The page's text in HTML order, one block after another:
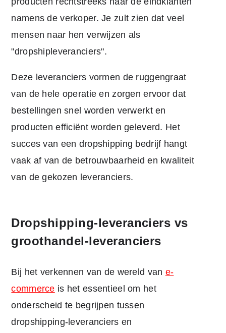
namens de verkoper. Je zult zien dat veel
mensen naar hen verwijzen als
"dropshipleveranciers".
Deze leveranciers vormen de ruggengraat
van de hele operatie en zorgen ervoor dat
bestellingen snel worden verwerkt en
producten efficiënt worden geleverd. Het
succes van een dropshipping bedrijf hangt
vaak af van de betrouwbaarheid en kwaliteit
van de gekozen leveranciers.
Dropshipping-leveranciers vs
groothandel-leveranciers
Bij het verkennen van de wereld van e-
commerce is het essentieel om het
onderscheid te begrijpen tussen
dropshipping-leveranciers en